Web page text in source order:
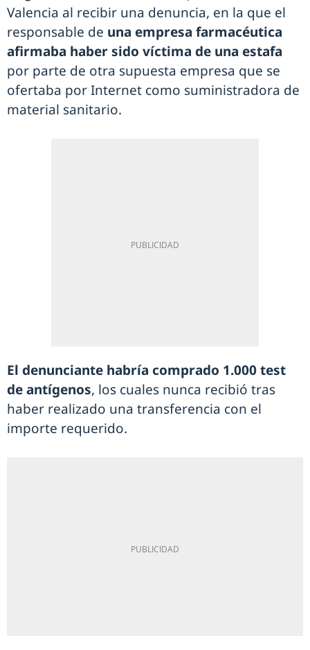
Valencia al recibir una denuncia, en la que el
responsable de una empresa farmacéutica
afirmaba haber sido víctima de una estafa
por parte de otra supuesta empresa que se
ofertaba por Internet como suministradora de
material sanitario.
El denunciante habría comprado 1.000 test
de antígenos, los cuales nunca recibió tras
haber realizado una transferencia con el
importe requerido.